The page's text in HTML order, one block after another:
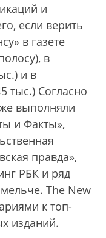
и
если верить
в газете
в
и в
тыс.) Согласно
выполняли
и Факты»,
правда»,
РБК и ряд
The New
к топ-
изданий.